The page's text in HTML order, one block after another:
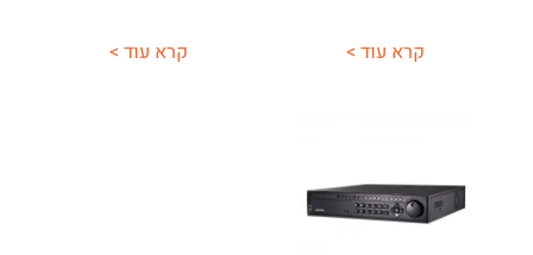
קרא עוד > קרא עוד >